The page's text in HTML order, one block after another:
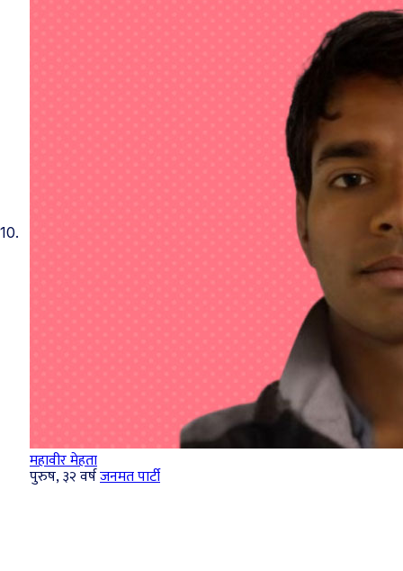
10.
महावीर मेहता
पुरुष, ३२ वर्षजनमत पार्टी